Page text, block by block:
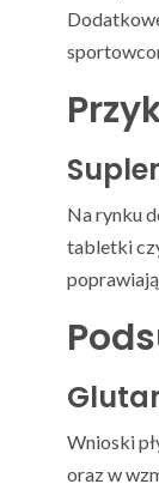
Na rynku
tabletki
Wnioski
oraz w